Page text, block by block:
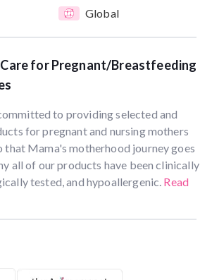
Global
Care for Pregnant/Breastfeeding
to providing selected and
for pregnant and nursing mothers
that Mama's motherhood journey goes
all of our products have been clinically
tested, and hypoallergenic. Read